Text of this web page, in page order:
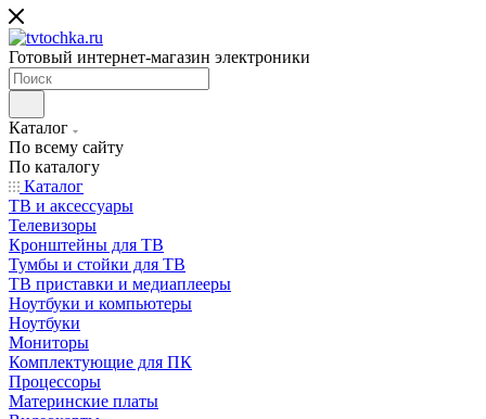
Готовый интернет-магазин электроники
Каталог
По всему сайту
По каталогу
Каталог
ТВ и аксессуары
Телевизоры
Кронштейны для ТВ
Тумбы и стойки для ТВ
ТВ приставки и медиаплееры
Ноутбуки и компьютеры
Ноутбуки
Мониторы
Комплектующие для ПК
Процессоры
Материнские платы